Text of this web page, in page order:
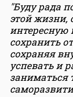
"Буду рада
этой жизни,
интересную
сохранить
сохраняя
успевать и
заниматься